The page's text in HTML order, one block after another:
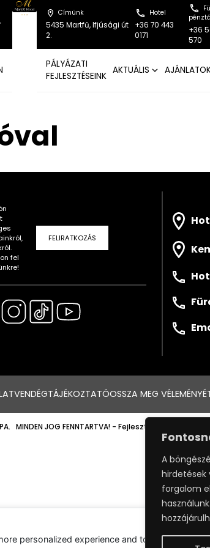
A
forgalom
Címünk
5435 Martfű, Ifjúsági út
2.
Hotel
+36 70 443
0171
+36
570
PÁLYÁZATI
FEJLESZTÉSEINK
AKTUÁLIS
fel
FELIRATKOZÁS
VENDÉGTÁJÉKOZTATÓOSSZA MEG
MINDEN JOG FENNTARTVA! - Fejlesztette:
personalized experience and to track your